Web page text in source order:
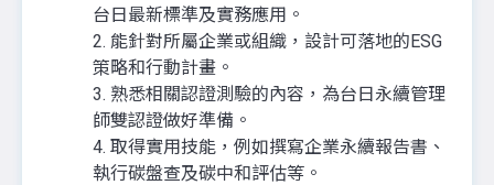
台日最新標準及實務應用。
2. 能針對所屬企業或組織，設計可落地的ESG
策略和行動計畫。
3. 熟悉相關認證測驗的內容，為台日永續管理
師雙認證做好準備。
4. 取得實用技能，例如撰寫企業永續報告書、
執行碳盤查及碳中和評估等。